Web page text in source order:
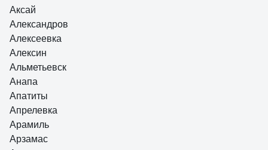
Аксай
Александров
Алексеевка
Алексин
Альметьевск
Анапа
Апатиты
Апрелевка
Арамиль
Арзамас